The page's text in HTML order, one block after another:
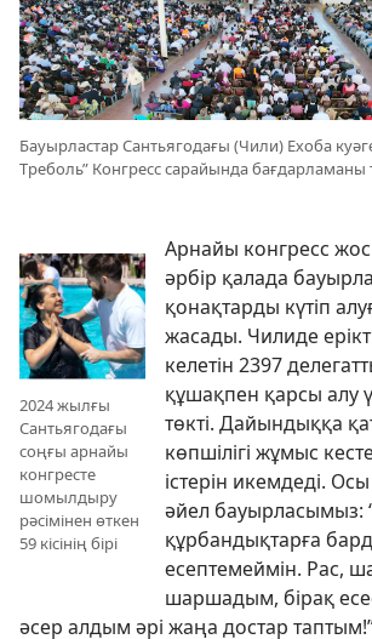
Бауырластар Сантьягодағы (Чили) Ехоба
Треболь” Конгресс сарайында
2024 жылғы
Сантьягодағы
соңғы арнайы
конгресте
шомылдыру
рәсімінен өткен
59 кісінің бірі
Арнайы конгресс
әрбір қалада
қонақтарды күтіп
жасады. Чилиде
келетін 2397
құшақпен қарсы алу
төкті. Дайындыққа
көпшілігі жұмыс
істерін икемдеді.
әйел бауырласымыз:
құрбандықтарға
есептемеймін. Рас,
шаршадым, бірақ
әсер алдым әрі жаңа достар